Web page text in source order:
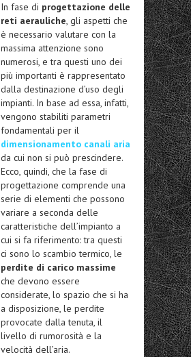
In fase di progettazione delle
reti aerauliche, gli aspetti che
è necessario valutare con la
massima attenzione sono
numerosi, e tra questi uno dei
più importanti è rappresentato
dalla destinazione d’uso degli
impianti. In base ad essa, infatti,
vengono stabiliti parametri
fondamentali per il
dimensionamento canali aria
da cui non si può prescindere.
Ecco, quindi, che la fase di
progettazione comprende una
serie di elementi che possono
variare a seconda delle
caratteristiche dell’impianto a
cui si fa riferimento: tra questi
ci sono lo scambio termico, le
perdite di carico massime
che devono essere
considerate, lo spazio che si ha
a disposizione, le perdite
provocate dalla tenuta, il
livello di rumorosità e la
velocità dell’aria.